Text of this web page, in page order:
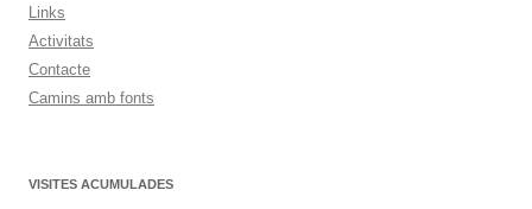
Links
Activitats
Contacte
Camins amb fonts
VISITES ACUMULADES